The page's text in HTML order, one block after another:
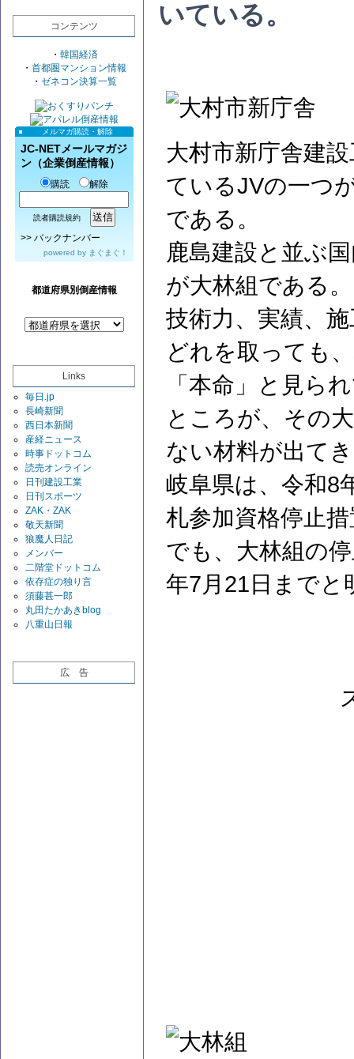
コンテンツ
・ 韓国経済
・ 首都圏マンション情報
・ ゼネコン決算一覧
メルマガ購読・解除
JC-NETメールマガジ
ン（企業倒産情報）
購読 解除
読者購読規約
>> バックナンバー
powered by まぐまぐ！
都道府県別倒産情報
Links
毎日.jp
長崎新聞
西日本新聞
産経ニュース
時事ドットコム
読売オンライン
日刊建設工業
日刊スポーツ
ZAK・ZAK
敬天新聞
狼魔人日記
メンバー
二階堂ドットコム
依存症の独り言
須藤甚一郎
丸田たかあきblog
八重山日報
広 告
いている。
大村市新庁舎建
ているJVの一つ
である。
鹿島建設と並ぶ
が大林組である。
技術力、実績、
どれを取っても
「本命」と見ら
ところが、その
ない材料が出て
岐阜県は、令和8
札参加資格停止
でも、大林組の
年7月21日までと